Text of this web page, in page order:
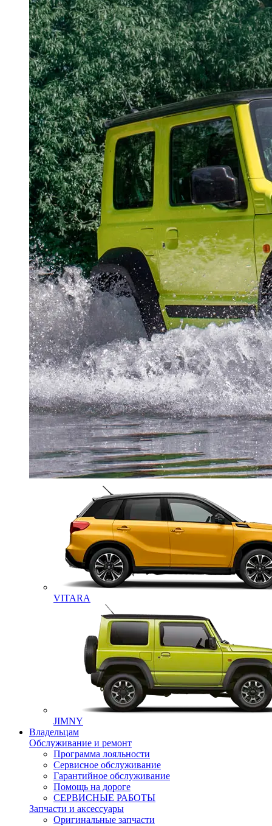
VITARA
JIMNY
Владельцам
Обслуживание и ремонт
Программа лояльности
Сервисное обслуживание
Гарантийное обслуживание
Помощь на дороге
СЕРВИСНЫЕ РАБОТЫ
Запчасти и аксессуары
Оригинальные запчасти